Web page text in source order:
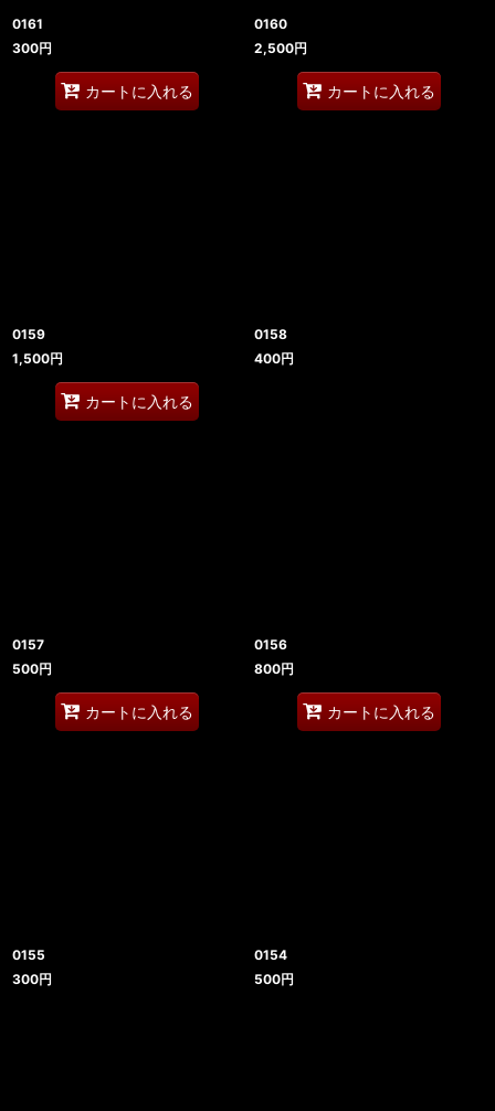
0161
300円
カートに入れる
0160
2,500円
カートに入れる
0159
1,500円
カートに入れる
0158
400円
0157
500円
カートに入れる
0156
800円
カートに入れる
0155
300円
0154
500円